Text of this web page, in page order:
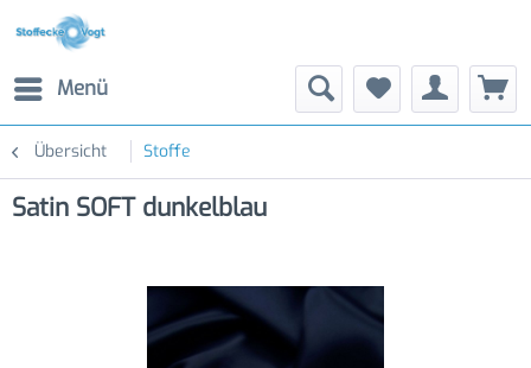
Menü
Übersicht Stoffe
Satin SOFT dunkelblau